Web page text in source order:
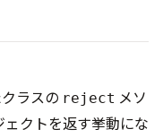
ラスの reject メソ
クトを返す挙動にな